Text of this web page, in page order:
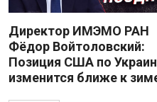
Директор ИМЭМО РАН
Фёдор Войтоловский:
Позиция США по
изменится ближе к